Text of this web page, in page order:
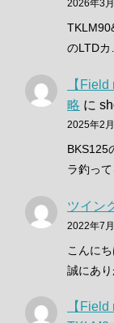
2026年3
のLTD
【
略 に
2025年2
BKS125
ラ釣っ
ツイン
2022年7
こんに
誠にあ
【